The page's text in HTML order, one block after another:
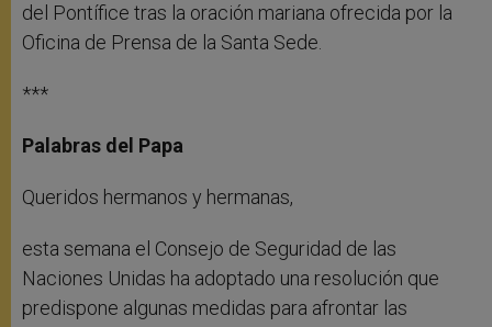
del Pontífice tras la oración mariana ofrecida por la
Oficina de Prensa de la Santa Sede.
***
Palabras del Papa
Queridos hermanos y hermanas,
esta semana el Consejo de Seguridad de las
Naciones Unidas ha adoptado una resolución que
predispone algunas medidas para afrontar las